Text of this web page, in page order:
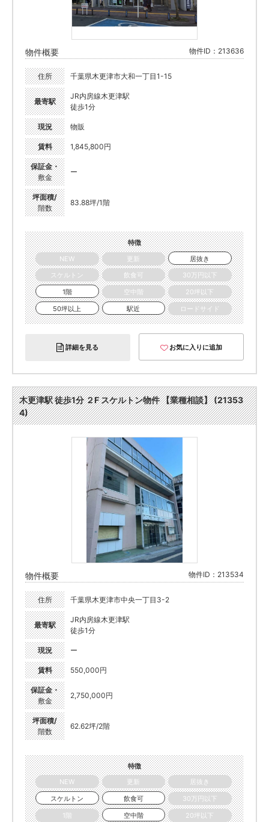
物件概要 物件ID：213636
住所 千葉県木更津市大和一丁目1-15
最寄駅
JR内房線木更津駅
徒歩1分
現況 物販
賃料 1,845,800円
保証金・
敷金
ー
坪面積/
階数
83.88坪/1階
特徴
NEW
更新
居抜き
スケルトン
飲食可
30万円以下
1階
空中階
20坪以下
50坪以上
駅近 ロードサイド
詳細を見る お気に入りに追加
木更津駅 徒歩1分 ２F スケルトン物件 【業種相談】 (21353
4)
物件概要 物件ID：213534
住所 千葉県木更津市中央一丁目3-2
最寄駅
JR内房線木更津駅
徒歩1分
現況 ー
賃料 550,000円
保証金・
敷金
2,750,000円
坪面積/
階数
62.62坪/2階
特徴
NEW
更新
居抜き
スケルトン
飲食可
30万円以下
1階
空中階 20坪以下